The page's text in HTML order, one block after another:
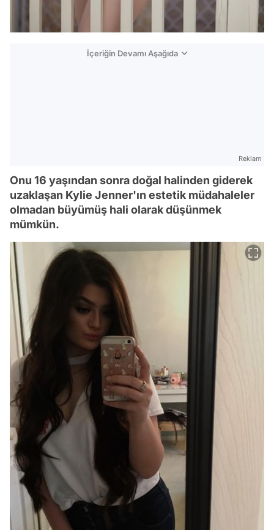
İçeriğin Devamı Aşağıda
Reklam
Onu 16 yaşından sonra doğal halinden giderek
uzaklaşan Kylie Jenner'ın estetik müdahaleler
olmadan büyümüş hali olarak düşünmek
mümkün.